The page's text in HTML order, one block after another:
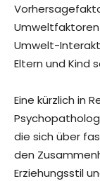
Umweltfaktoren
Umwelt-
Eltern und Kind
Eine kürzlich in
die sich über
den
Erziehungsstil